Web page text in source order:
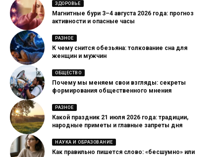
ЗДОРОВЬЕ
Магнитные бури 3–4 августа 2026 года: прогноз
активности и опасные часы
РАЗНОЕ
К чему снится обезьяна: толкование сна для
женщин и мужчин
ОБЩЕСТВО
Почему мы меняем свои взгляды: секреты
формирования общественного мнения
РАЗНОЕ
Какой праздник 21 июля 2026 года: традиции,
народные приметы и главные запреты дня
НАУКА И ОБРАЗОВАНИЕ
Как правильно пишется слово: «бесшумно» или